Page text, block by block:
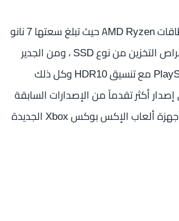
أكد مارك سيرني أن الجهاز سوف يدعم الفيديو بتقنيات الـ 8K بالإضافة إلى بطاقات AMD Ryzen حيث تبلغ سعتها 7 نانو
ميتر بالإضافة إلى معالج GPU من سلسلة Radeon Navi كما يدعم الجهاز أقراص التخزين من نوع SSD ، ومن الجدير
بالذكر أنه تم تمكين تقنية الـ HDR في أجهزة PlayStation 4 و PlayStation 4 PRO مع تنسيق HDR10 وكل ذلك
الممكن أن نرى إصدار أكثر تقدماً من الإصدارات السابقة
حيث أن الإصدار الجديد لن يستبعد تقنيات HDR10 وDolby Vision خاصة وأن أجهزة ألعاب الإكس بوكس Xbox الجديدة